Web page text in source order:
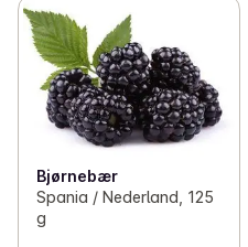
Bjørnebær
Spania / Nederland, 125
g